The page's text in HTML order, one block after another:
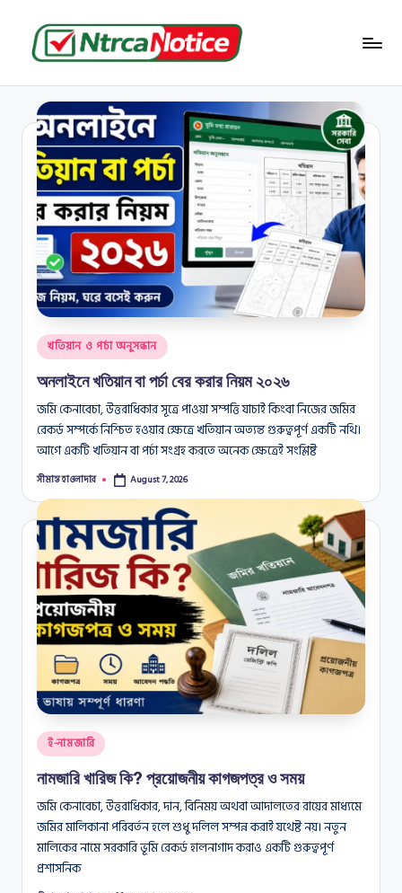
t
r
c
a
N
ti
c
e
জমা
সংক্রান্ত
সব
তথ্য
Posted
in
খতিয়ান ও পর্চা অনুসন্ধান
অনলাইনে খতিয়ান বা পর্চা বের করার নিয়ম ২০২৬
জমি কেনাবেচা, উত্তরাধিকার সূত্রে পাওয়া সম্পত্তি যাচাই কিংবা নিজের জমির
রেকর্ড সম্পর্কে নিশ্চিত হওয়ার ক্ষেত্রে খতিয়ান অত্যন্ত গুরুত্বপূর্ণ একটি নথি।
আগে একটি খতিয়ান বা পর্চা সংগ্রহ করতে অনেক ক্ষেত্রেই সংশ্লিষ্ট
Posted
সীমান্ত হাওলাদার August 7, 2026
Posted
in
ই-নামজারি
নামজারি খারিজ কি? প্রয়োজনীয় কাগজপত্র ও সময়
জমি কেনাবেচা, উত্তরাধিকার, দান, বিনিময় অথবা আদালতের রায়ের মাধ্যমে
জমির মালিকানা পরিবর্তন হলে শুধু দলিল সম্পন্ন করাই যথেষ্ট নয়। নতুন
মালিকের নামে সরকারি ভূমি রেকর্ড হালনাগাদ করাও একটি গুরুত্বপূর্ণ
প্রশাসনিক